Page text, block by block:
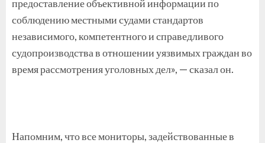
предоставление объективной информации по
соблюдению местными судами стандартов
независимого, компетентного и справедливого
судопроизводства в отношении уязвимых граждан во
время рассмотрения уголовных дел», — сказал он.
Напомним, что все мониторы, задействованные в